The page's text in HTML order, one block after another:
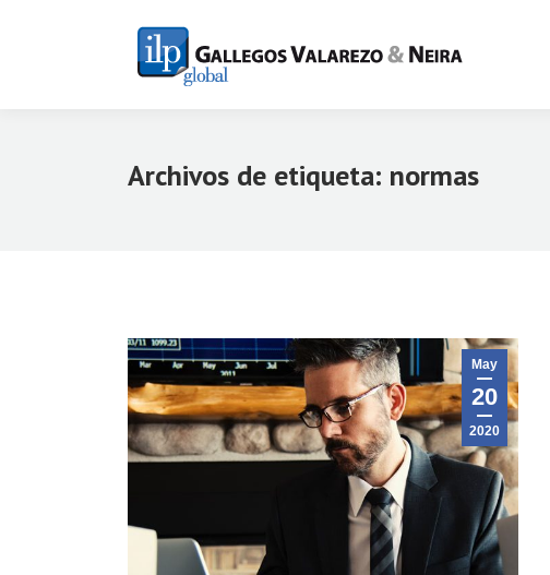
Archivos de etiqueta: normas
May
20
2020